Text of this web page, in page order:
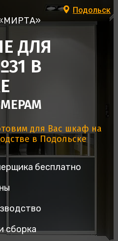
Подольск
«МИРТА»
ДЛЯ
В
для Вас шкаф на
в Подольске
бесплатно
сборка